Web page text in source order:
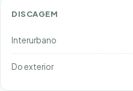
DISCAGEM
Interurbano
Do exterior